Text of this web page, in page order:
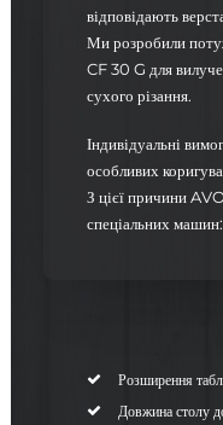
відповідають
Ми розробили
CF 30 G для
сухого різання.
Індивідуальні
особливих
З цієї причини
спеціальних машин:
Розширення
Довжина столу